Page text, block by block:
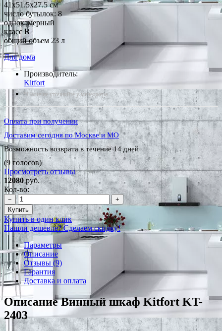
41x51.5x27.5 см
число бутылок: 8
однокамерный
класс B
общий объем 23 л
Для дома
Производитель:
Kitfort
*Наличие уточняйте у менеджера
Оплата при получении
Доставим сегодня по Москве и МО
Возможность возврата в течение 14 дней
(9 голосов)
Просмотреть отзывы
12080руб.
Кол-во:
−
+
Купить
Купить в один клик
Нашли дешевле? Сделаем скидку!
Параметры
Описание
Отзывы (9)
Гарантия
Доставка и оплата
Описание Винный шкаф Kitfort KT-
2403